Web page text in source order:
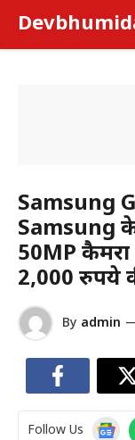
content
Samsung
Samsung
50MP
2,000 रुपये
By admin
Follow Us